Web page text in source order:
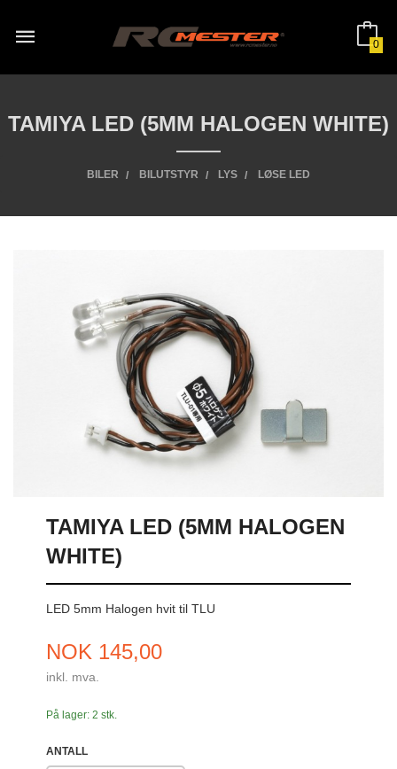
innholdet
0
TAMIYA LED (5MM HALOGEN WHITE)
BILER BILUTSTYR LYS LØSE LED
TAMIYA LED (5MM HALOGEN
WHITE)
LED 5mm Halogen hvit til TLU
Pris
NOK 145,00
inkl. mva.
På lager: 2 stk.
ANTALL